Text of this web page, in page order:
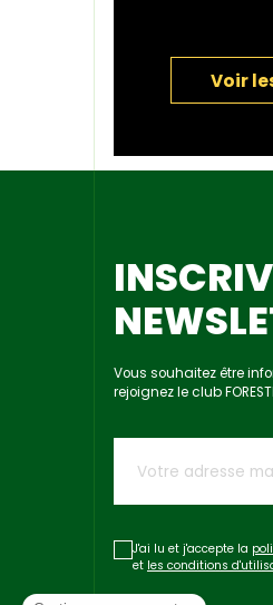
Voir
Vous souhaitez être
rejoignez le club
J'ai lu et j'accepte la
et les conditions